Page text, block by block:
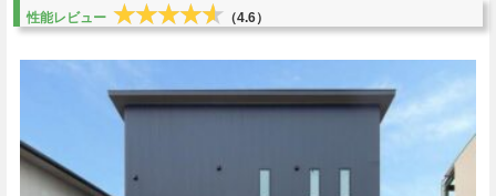
性能レビュー ★★★★★
★★★★★ （4.6）